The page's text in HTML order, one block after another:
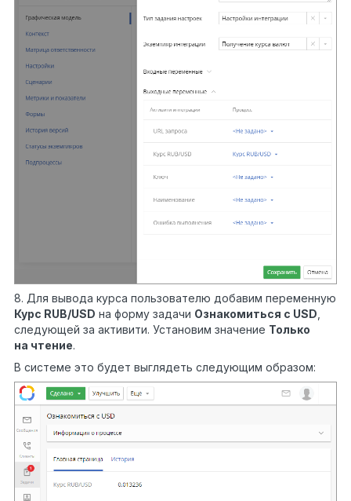
8. Для вывода курса пользователю добавим переменную
Курс RUB/USD на форму задачи Ознакомиться с USD
следующей за активити. Установим значение Только
на чтение.
В системе это будет выглядеть следующим образом: